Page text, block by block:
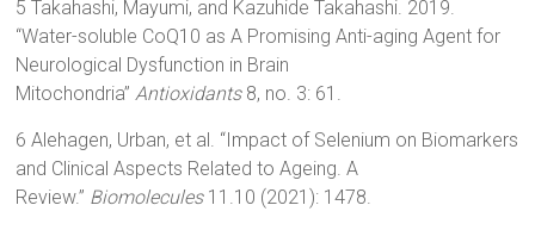
5 Takahashi, Mayumi, and Kazuhide Takahashi. 2019.
“Water-soluble CoQ10 as A Promising Anti-aging Agent for
Neurological Dysfunction in Brain
Mitochondria” Antioxidants8, no. 3: 61.
6 Alehagen, Urban, et al. “Impact of Selenium on Biomarkers
and Clinical Aspects Related to Ageing. A
Review.” Biomolecules11.10 (2021): 1478.